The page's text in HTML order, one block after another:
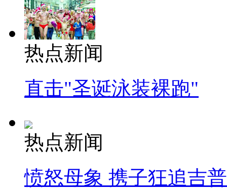
热点新闻
直击"圣诞泳装裸跑"
热点新闻
愤怒母象 携子狂追吉